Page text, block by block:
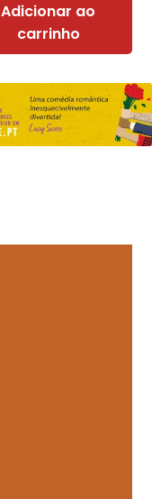
Adicionar ao
carrinho